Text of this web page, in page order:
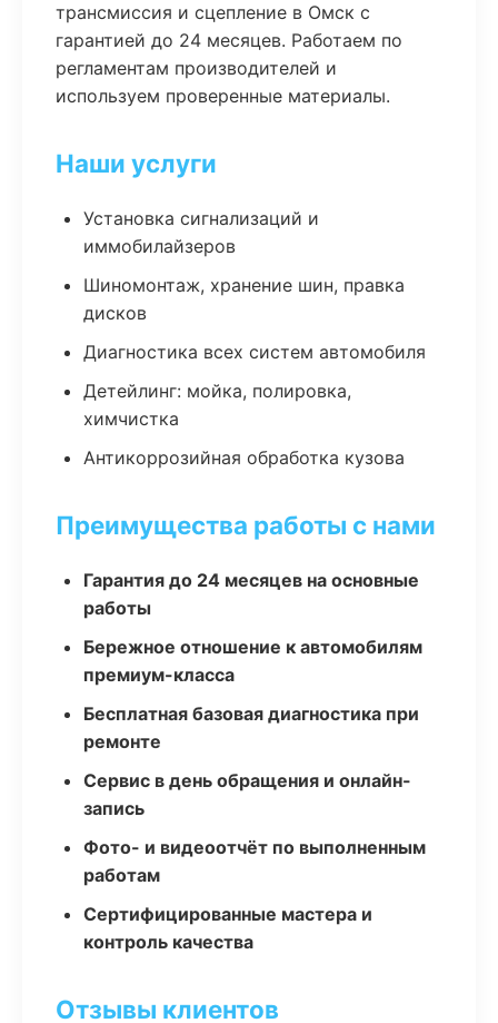
трансмиссия и сцепление в Омск с
гарантией до 24 месяцев. Работаем по
регламентам производителей и
используем проверенные материалы.
Наши услуги
Установка сигнализаций и
иммобилайзеров
Шиномонтаж, хранение шин, правка
дисков
Диагностика всех систем автомобиля
Детейлинг: мойка, полировка,
химчистка
Антикоррозийная обработка кузова
Преимущества работы с нами
Гарантия до 24 месяцев на основные
работы
Бережное отношение к автомобилям
премиум-класса
Бесплатная базовая диагностика при
ремонте
Сервис в день обращения и онлайн-
запись
Фото- и видеоотчёт по выполненным
работам
Сертифицированные мастера и
контроль качества
Отзывы клиентов